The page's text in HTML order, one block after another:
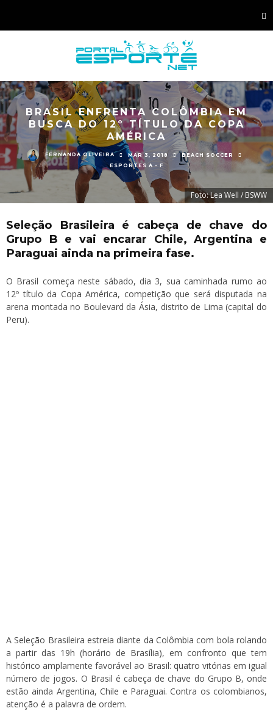
BRASIL ENFRENTA COLÔMBIA EM
BUSCA DO 12º TÍTULO DA COPA
AMÉRICA
FERNANDA OLIVEIRA MAR 3, 2018
BEACH SOCCER
ESPORTES A - F
Foto: Lea Well / BSWW
Seleção Brasileira é cabeça de chave do
Grupo B e vai encarar Chile, Argentina e
Paraguai ainda na primeira fase.
O Brasil começa neste sábado, dia 3, sua caminhada rumo ao
12º título da Copa América, competição que será disputada na
arena montada no Boulevard da Ásia, distrito de Lima (capital do
Peru).
A Seleção Brasileira estreia diante da Colômbia com bola rolando
a partir das 19h (horário de Brasília), em confronto que tem
histórico amplamente favorável ao Brasil: quatro vitórias em igual
número de jogos. O Brasil é cabeça de chave do Grupo B, onde
estão ainda Argentina, Chile e Paraguai. Contra os colombianos,
atenção é a palavra de ordem.